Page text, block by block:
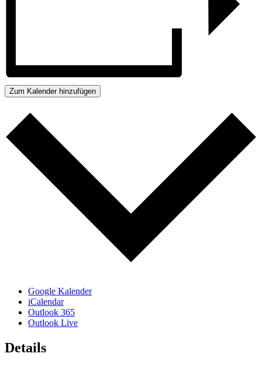
Zum Kalender hinzufügen
Google Kalender
iCalendar
Outlook 365
Outlook Live
Details